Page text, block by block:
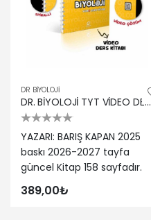
DR BIYOLOJI
DR. BİYOLOJİ TYT VİDEO DERS KİTABI
YAZARI: BARIŞ KAPAN 2025
baskı 2026-2027 tayfa
güncel Kitap 158 sayfadır.
389,00₺